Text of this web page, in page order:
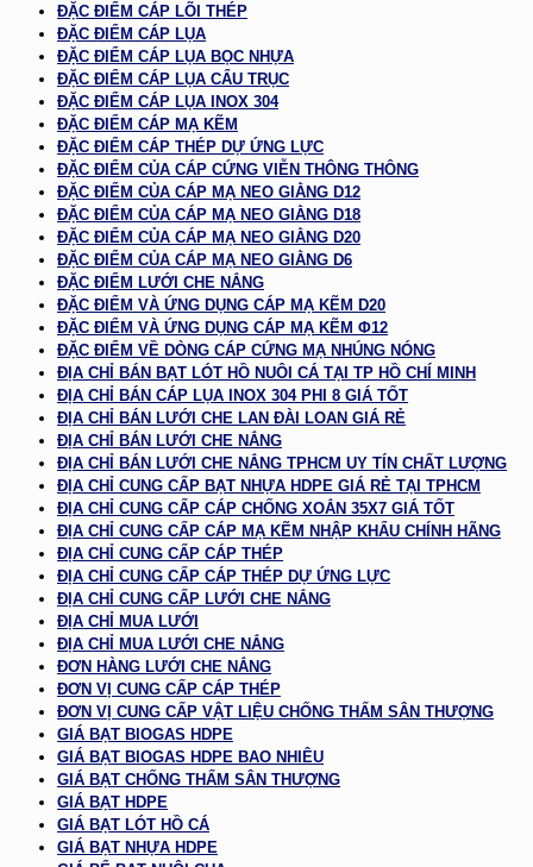
ĐẶC ĐIỂM CÁP LÕI THÉP
ĐẶC ĐIỂM CÁP LỤA
ĐẶC ĐIỂM CÁP LỤA BỌC NHỰA
ĐẶC ĐIỂM CÁP LỤA CẨU TRỤC
ĐẶC ĐIỂM CÁP LỤA INOX 304
ĐẶC ĐIỂM CÁP MẠ KẼM
ĐẶC ĐIỂM CÁP THÉP DỰ ỨNG LỰC
ĐẶC ĐIỂM CỦA CÁP CỨNG VIỄN THÔNG THÔNG
ĐẶC ĐIỂM CỦA CÁP MẠ NEO GIẰNG D12
ĐẶC ĐIỂM CỦA CÁP MẠ NEO GIẰNG D18
ĐẶC ĐIỂM CỦA CÁP MẠ NEO GIẰNG D20
ĐẶC ĐIỂM CỦA CÁP MẠ NEO GIẰNG D6
ĐẶC ĐIỂM LƯỚI CHE NẮNG
ĐẶC ĐIỂM VÀ ỨNG DỤNG CÁP MẠ KẼM D20
ĐẶC ĐIỂM VÀ ỨNG DỤNG CÁP MẠ KẼM Φ12
ĐẶC ĐIỂM VỀ DÒNG CÁP CỨNG MẠ NHÚNG NÓNG
ĐỊA CHỈ BÁN BẠT LÓT HỒ NUÔI CÁ TẠI TP HỒ CHÍ MINH
ĐỊA CHỈ BÁN CÁP LỤA INOX 304 PHI 8 GIÁ TỐT
ĐỊA CHỈ BÁN LƯỚI CHE LAN ĐÀI LOAN GIÁ RẺ
ĐỊA CHỈ BÁN LƯỚI CHE NẮNG
ĐỊA CHỈ BÁN LƯỚI CHE NẮNG TPHCM UY TÍN CHẤT LƯỢNG
ĐỊA CHỈ CUNG CẤP BẠT NHỰA HDPE GIÁ RẺ TẠI TPHCM
ĐỊA CHỈ CUNG CẤP CÁP CHỐNG XOẮN 35X7 GIÁ TỐT
ĐỊA CHỈ CUNG CẤP CÁP MẠ KẼM NHẬP KHẨU CHÍNH HÃNG
ĐỊA CHỈ CUNG CẤP CÁP THÉP
ĐỊA CHỈ CUNG CẤP CÁP THÉP DỰ ỨNG LỰC
ĐỊA CHỈ CUNG CẤP LƯỚI CHE NẮNG
ĐỊA CHỈ MUA LƯỚI
ĐỊA CHỈ MUA LƯỚI CHE NẮNG
ĐƠN HÀNG LƯỚI CHE NẮNG
ĐƠN VỊ CUNG CẤP CÁP THÉP
ĐƠN VỊ CUNG CẤP VẬT LIỆU CHỐNG THẤM SÂN THƯỢNG
GIÁ BẠT BIOGAS HDPE
GIÁ BẠT BIOGAS HDPE BAO NHIÊU
GIÁ BẠT CHỐNG THẤM SÂN THƯỢNG
GIÁ BẠT HDPE
GIÁ BẠT LÓT HỒ CÁ
GIÁ BẠT NHỰA HDPE